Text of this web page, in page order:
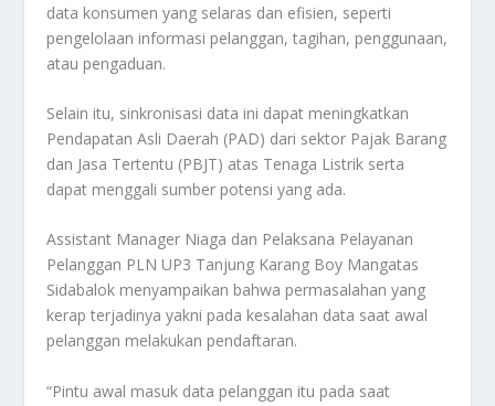
data konsumen yang selaras dan efisien, seperti
pengelolaan informasi pelanggan, tagihan, penggunaan,
atau pengaduan.
Selain itu, sinkronisasi data ini dapat meningkatkan
Pendapatan Asli Daerah (PAD) dari sektor Pajak Barang
dan Jasa Tertentu (PBJT) atas Tenaga Listrik serta
dapat menggali sumber potensi yang ada.
Assistant Manager Niaga dan Pelaksana Pelayanan
Pelanggan PLN UP3 Tanjung Karang Boy Mangatas
Sidabalok menyampaikan bahwa permasalahan yang
kerap terjadinya yakni pada kesalahan data saat awal
pelanggan melakukan pendaftaran.
“Pintu awal masuk data pelanggan itu pada saat